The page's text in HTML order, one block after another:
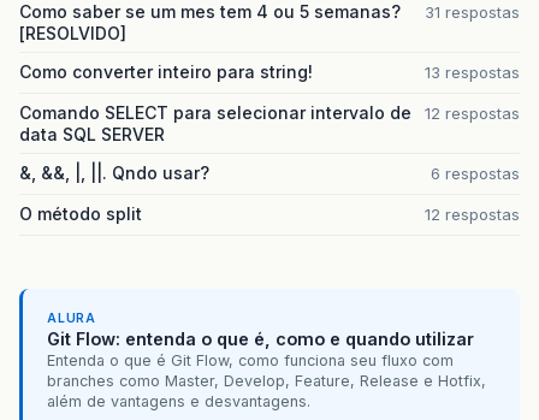
Como saber se um mes tem 4 ou 5 semanas?
[RESOLVIDO]
31 respostas
Como converter inteiro para string! 13 respostas
Comando SELECT para selecionar intervalo de
data SQL SERVER
12 respostas
&, &&, |, ||. Qndo usar? 6 respostas
O método split 12 respostas
ALURA
Git Flow: entenda o que é, como e quando utilizar
Entenda o que é Git Flow, como funciona seu fluxo com
branches como Master, Develop, Feature, Release e Hotfix,
além de vantagens e desvantagens.